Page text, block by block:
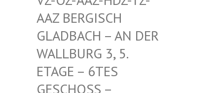
RGISCH GLADBA
CH – AN DER WALLBU
RG 3, 5. ETAGE
– 6TES GESCHO
SS – UNRENO